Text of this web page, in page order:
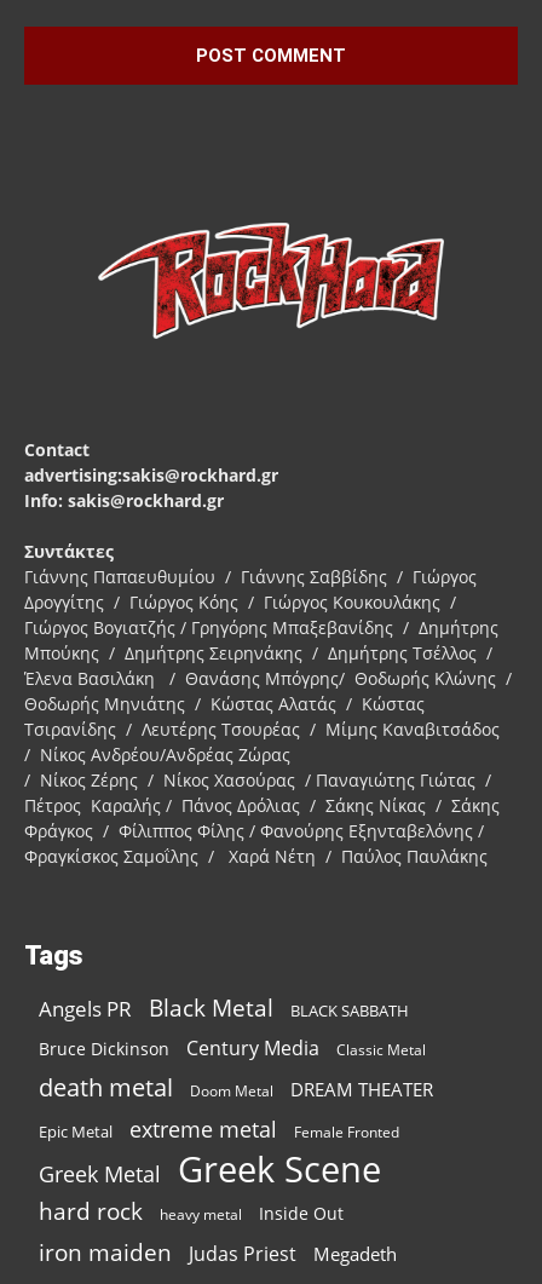
Contact
advertising:sakis@rockhard.gr
Info: sakis@rockhard.gr
Συντάκτες
Γιάννης Παπαευθυμίου / Γιάννης Σαββίδης / Γιώργος
Δρογγίτης / Γιώργος Κόης / Γιώργος Κουκουλάκης /
Γιώργος Βογιατζής / Γρηγόρης Μπαξεβανίδης / Δημήτρης
Μπούκης / Δημήτρης Σειρηνάκης / Δημήτρης Τσέλλος /
Έλενα Βασιλάκη / Θανάσης Μπόγρης/ Θοδωρής Κλώνης /
Θοδωρής Μηνιάτης / Κώστας Αλατάς / Κώστας
Τσιρανίδης / Λευτέρης Τσουρέας / Μίμης Καναβιτσάδος
/ Νίκος Ανδρέου/Ανδρέας Ζώρας
/ Νίκος Ζέρης / Νίκος Χασούρας / Παναγιώτης Γιώτας /
Πέτρος Καραλής / Πάνος Δρόλιας / Σάκης Νίκας / Σάκης
Φράγκος / Φίλιππος Φίλης / Φανούρης Εξηνταβελόνης /
Φραγκίσκος Σαμοΐλης / Χαρά Νέτη / Παύλος Παυλάκης
Tags
Angels PR Black Metal BLACK SABBATH
Bruce Dickinson Century Media Classic Metal
death metal Doom Metal DREAM THEATER
Epic Metal extreme metal Female Fronted
Greek Metal Greek Scene
hard rock heavy metal Inside Out
iron maiden Judas Priest Megadeth